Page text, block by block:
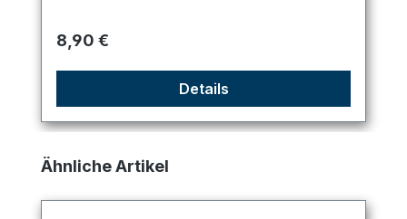
Regulärer Preis:
8,90 €
Details
Produktgalerie überspringen
Ähnliche Artikel